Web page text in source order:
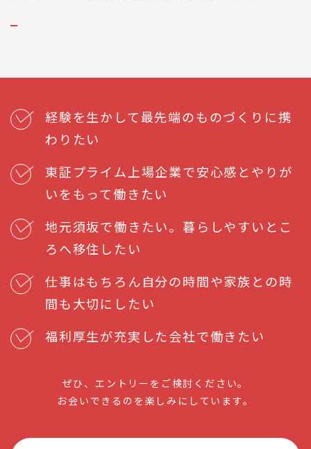
経験を生かして最先端のものづくりに携
わりたい
東証プライム上場企業で安心感とやりが
いをもって働きたい
地元須坂で働きたい。暮らしやすいとこ
ろへ移住したい
仕事はもちろん自分の時間や家族との時
間も大切にしたい
福利厚生が充実した会社で働きたい
ぜひ、エントリーをご検討ください。
お会いできるのを楽しみにしています。